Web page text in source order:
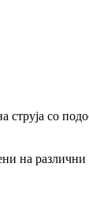
струја со
на